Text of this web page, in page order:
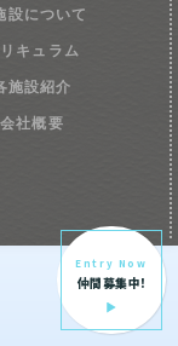
Entry Now
仲間募集中!
設について
キュラム
施設紹介
会社概要